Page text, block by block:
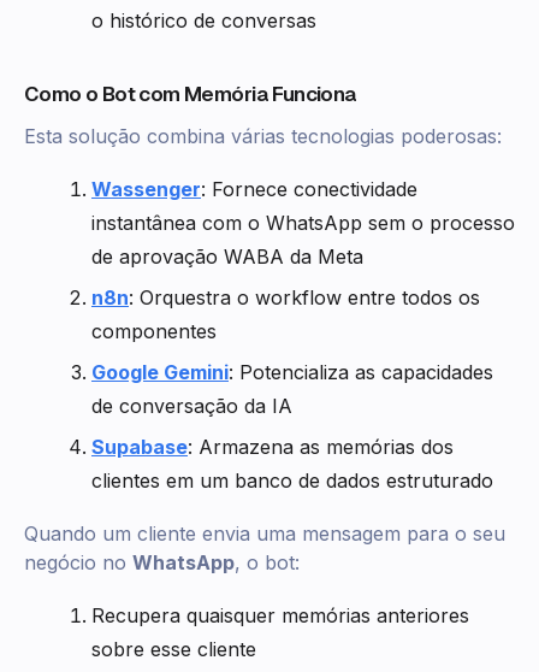
o histórico de conversas
Como o Bot com Memória Funciona
Esta solução combina várias tecnologias poderosas:
Wassenger: Fornece conectividade
instantânea com o WhatsApp sem o processo
de aprovação WABA da Meta
n8n: Orquestra o workflow entre todos os
componentes
Google Gemini: Potencializa as capacidades
de conversação da IA
Supabase: Armazena as memórias dos
clientes em um banco de dados estruturado
Quando um cliente envia uma mensagem para o seu
negócio no WhatsApp, o bot:
Recupera quaisquer memórias anteriores
sobre esse cliente